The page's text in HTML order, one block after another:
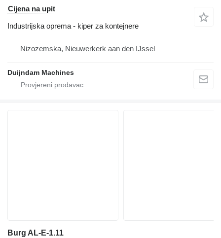
Cijena na upit
Industrijska oprema - kiper za kontejnere
Nizozemska, Nieuwerkerk aan den IJssel
Duijndam Machines
Burg AL-E-1.11